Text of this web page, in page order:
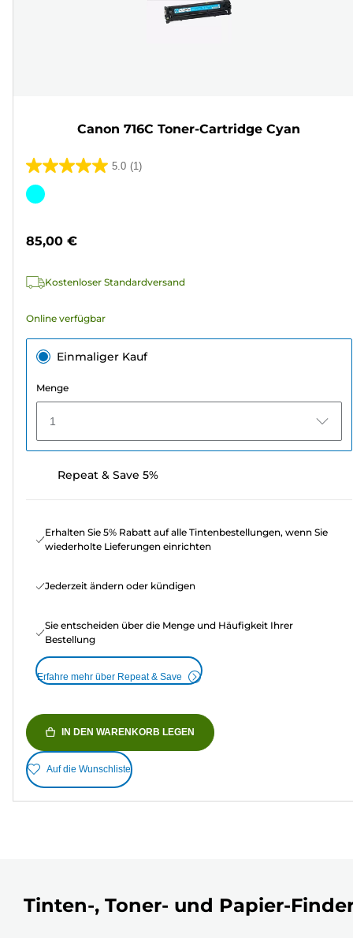
Canon 716C Toner-Cartridge Cyan
5.0 (1)
5.0
von
1
Farbpatrone
85,00 €
Kostenloser Standardversand
Online verfügbar
Einmaliger Kauf
Menge
1
Repeat & Save 5%
Erhalten Sie 5% Rabatt auf alle Tintenbestellungen, wenn Sie
wiederholte Lieferungen einrichten
Jederzeit ändern oder kündigen
Sie entscheiden über die Menge und Häufigkeit Ihrer
Bestellung
Erfahre mehr über Repeat & Save
IN DEN WARENKORB LEGEN
Auf die Wunschliste
Tinten-, Toner- und Papier-